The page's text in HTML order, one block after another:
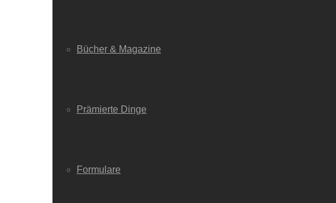
Bücher & Magazine
Prämierte Dinge
Formulare